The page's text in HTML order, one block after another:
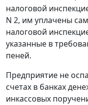
налоговой
N 2, им уплачены
налоговой
указанные в
пеней.
Предприятие не
счетах в банках
инкассовых